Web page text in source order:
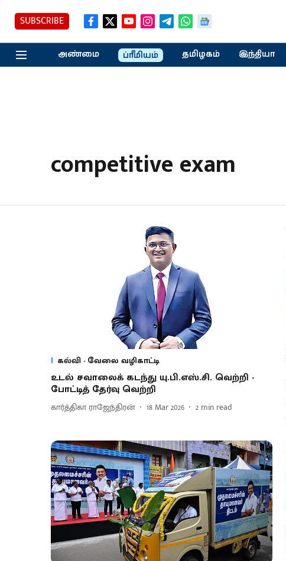
SUBSCRIBE
அண்மை ப்ரீமியம் தமிழகம் இந்தியா
competitive exam
கல்வி - வேலை வழிகாட்டி
உடல் சவாலைக் கடந்து யு.பி.எஸ்.சி. வெற்றி -
போட்டித் தேர்வு வெற்றி
கார்த்திகா ராஜேந்திரன் 18 Mar 2026 2 min read